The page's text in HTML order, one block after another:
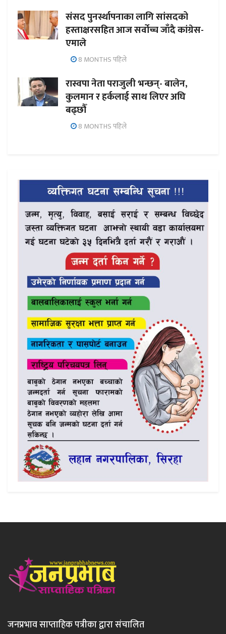
संसद पुनर्स्थापनाका लागि सांसदको
हस्ताक्षरसहित आज सर्वोच्च जाँदै कांग्रेस-
एमाले
8 MONTHS पहिले
रास्वपा नेता पराजुली भन्छन्- बालेन,
कुलमान र हर्कलाई साथ लिएर अघि
बढ्छौँ
8 MONTHS पहिले
जनप्रभाव साप्ताहिक पत्रीका द्वारा संचालित